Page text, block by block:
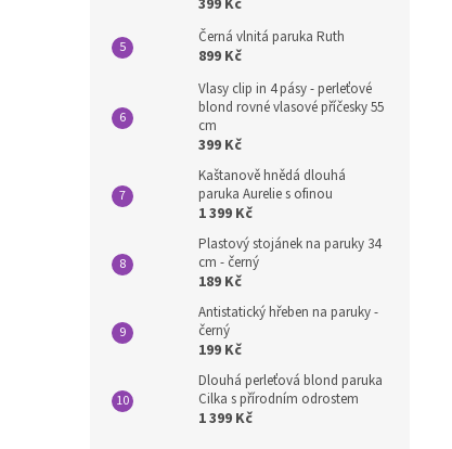
399 Kč
Černá vlnitá paruka Ruth
899 Kč
Vlasy clip in 4 pásy - perleťové
blond rovné vlasové příčesky 55
cm
399 Kč
Kaštanově hnědá dlouhá
paruka Aurelie s ofinou
1 399 Kč
Plastový stojánek na paruky 34
cm - černý
189 Kč
Antistatický hřeben na paruky -
černý
199 Kč
Dlouhá perleťová blond paruka
Cilka s přírodním odrostem
1 399 Kč